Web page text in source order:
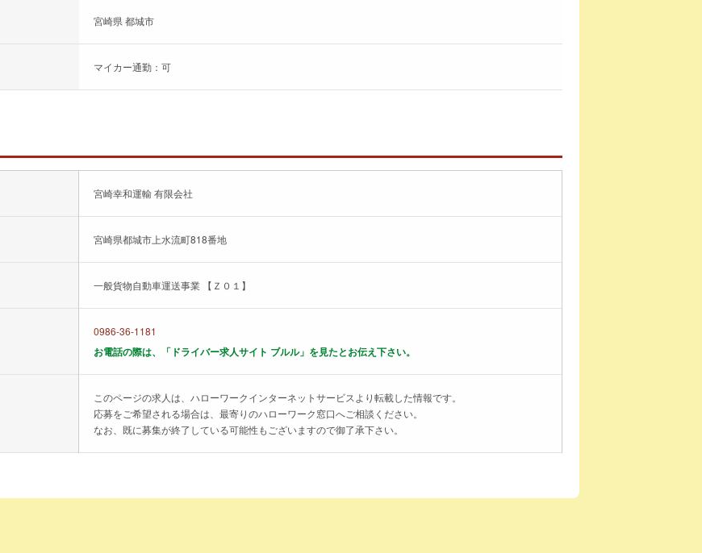
宮崎県 都城市
マイカー通勤：可
宮崎幸和運輸 有限会社
宮崎県都城市上水流町818番地
一般貨物自動車運送事業 【Ｚ０１】
0986-36-1181
お電話の際は、「ドライバー求人サイト ブルル」を見たとお伝え下さい。
このページの求人は、ハローワークインターネットサービスより転載した情報です。
応募をご希望される場合は、最寄りのハローワーク窓口へご相談ください。
なお、既に募集が終了している可能性もございますので御了承下さい。